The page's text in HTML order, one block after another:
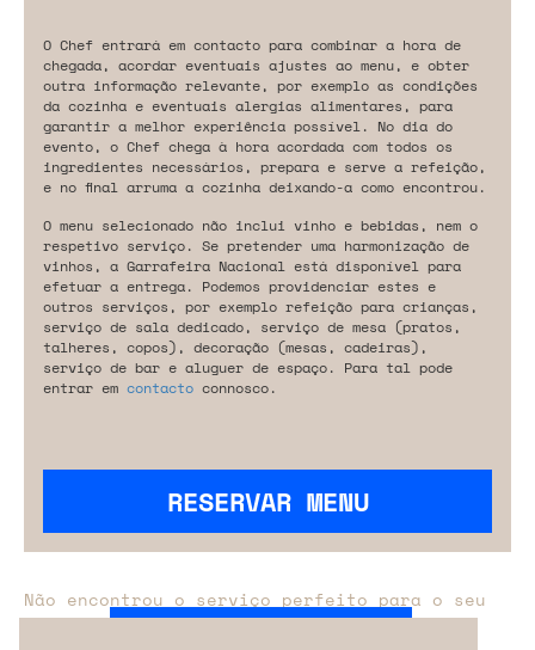
O Chef entrará em contacto para combinar a hora de
chegada, acordar eventuais ajustes ao menu, e obter
outra informação relevante, por exemplo as condições
da cozinha e eventuais alergias alimentares, para
garantir a melhor experiência possível. No dia do
evento, o Chef chega à hora acordada com todos os
ingredientes necessários, prepara e serve a refeição,
e no final arruma a cozinha deixando-a como encontrou.
O menu selecionado não inclui vinho e bebidas, nem o
respetivo serviço. Se pretender uma harmonização de
vinhos, a Garrafeira Nacional está disponível para
efetuar a entrega. Podemos providenciar estes e
outros serviços, por exemplo refeição para crianças,
serviço de sala dedicado, serviço de mesa (pratos,
talheres, copos), decoração (mesas, cadeiras),
serviço de bar e aluguer de espaço. Para tal pode
entrar em contacto connosco.
RESERVAR MENU
Não encontrou o serviço perfeito para o seu
evento?
Entre em contacto connosco.